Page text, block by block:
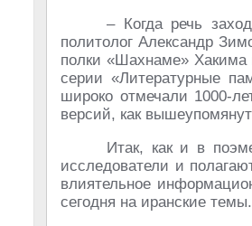
– Когда речь
политолог Александр
полки «Шахнаме» Хакима
серии «Литературные
широко отмечали 1000-
версий, как
Итак, как и в
исследователи и
влиятельное
сегодня на иранские темы.